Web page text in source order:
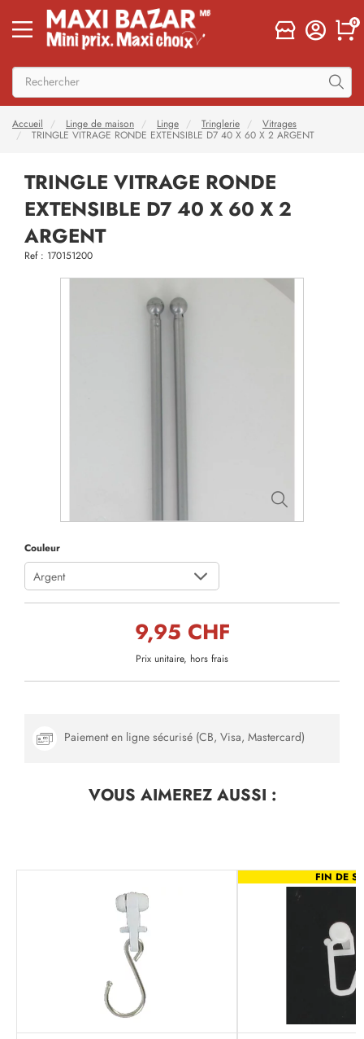
0
Accueil Linge de maison Linge Tringlerie
Vitrages
TRINGLE VITRAGE RONDE EXTENSIBLE D7 40 X 60 X 2 ARGENT
TRINGLE VITRAGE RONDE
EXTENSIBLE D7 40 X 60 X 2
ARGENT
Ref : 170151200
Couleur
Argent
9,95 CHF
Prix unitaire, hors frais
Paiement en ligne sécurisé (CB, Visa, Mastercard)
VOUS AIMEREZAUSSI :
FIN DE